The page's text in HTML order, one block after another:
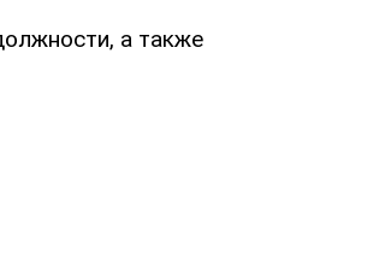
а также